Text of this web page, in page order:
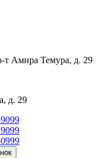
т Амира Темура, д. 29
д. 29